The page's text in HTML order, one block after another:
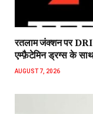
रतलाम जंक्शन पर DRI
एम्फ़ैटेमिन ड्रग्स के साथ
AUGUST 7, 2026